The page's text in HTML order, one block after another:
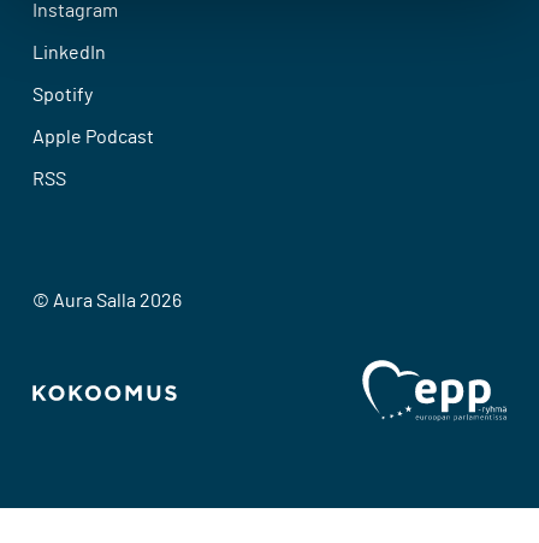
Instagram
LinkedIn
Spotify
Apple Podcast
RSS
© Aura Salla 2026